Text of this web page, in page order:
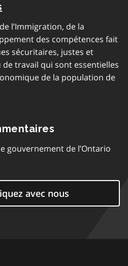
l’Immigration, de la
des compétences fait
sécuritaires, justes et
travail qui sont essentielles
de la population de
gouvernement de l’Ontario
avec nous